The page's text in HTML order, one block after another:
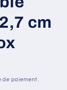
cm
de paiement.